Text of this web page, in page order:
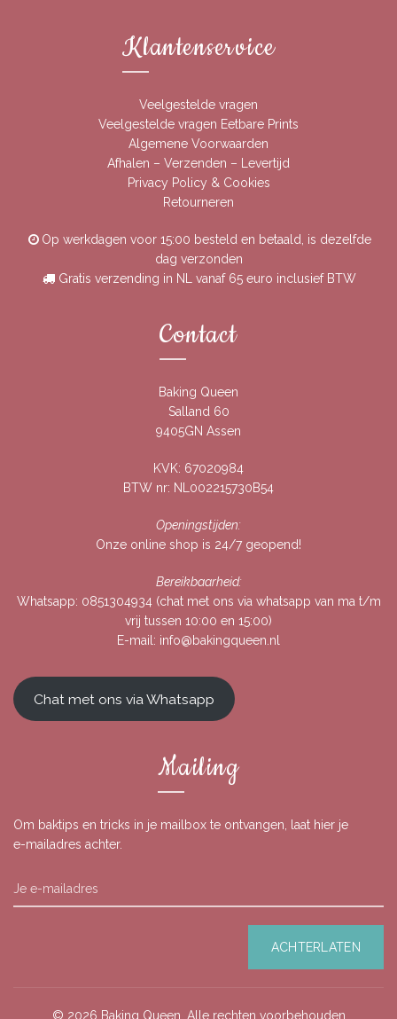
Klantenservice
Veelgestelde vragen
Veelgestelde vragen Eetbare Prints
Algemene Voorwaarden
Afhalen – Verzenden – Levertijd
Privacy Policy & Cookies
Retourneren
Op werkdagen voor 15:00 besteld en betaald, is dezelfde
dag verzonden
Gratis verzending in NL vanaf 65 euro inclusief BTW
Contact
Baking Queen
Salland 60
9405GN Assen
KVK: 67020984
BTW nr: NL002215730B54
Openingstijden:
Onze online shop is 24/7 geopend!
Bereikbaarheid:
Whatsapp: 0851304934(chat met ons via whatsapp van ma t/m
vrij tussen 10:00 en 15:00)
E-mail: info@bakingqueen.nl
Chat met ons via Whatsapp
Mailing
Om baktips en tricks in je mailbox te ontvangen, laat hier je
e-mailadres achter.
© 2026 Baking Queen . Alle rechten voorbehouden